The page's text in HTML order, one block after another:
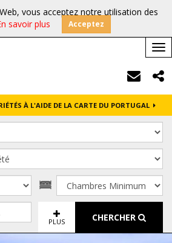
vous acceptez notre utilisation des
savoir plus Acceptez
À L'AIDE DE LA CARTE DU PORTUGAL
PLUS CHERCHER